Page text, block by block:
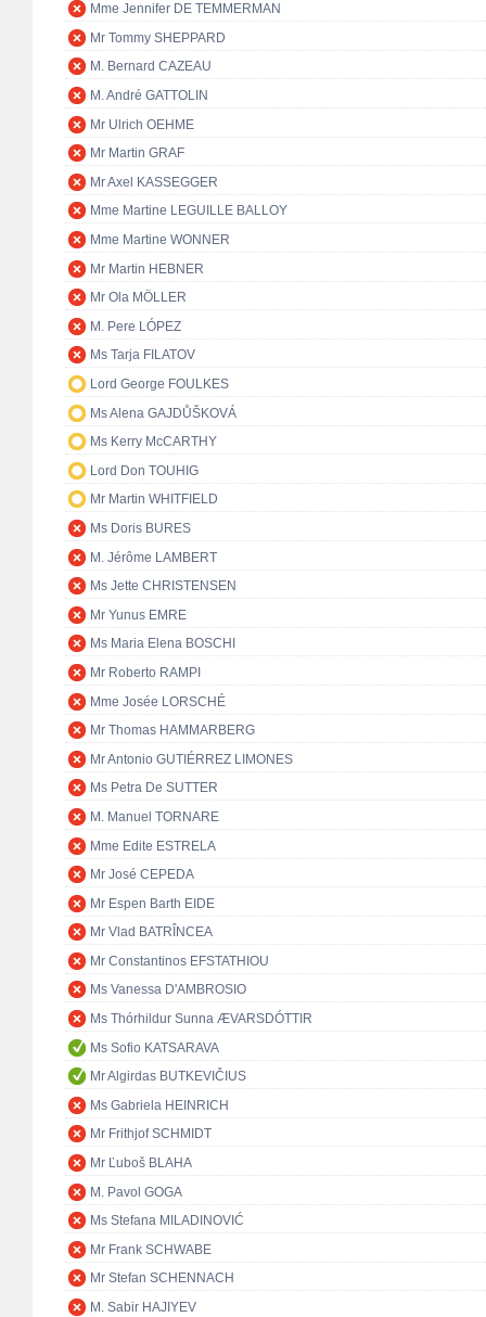
Mme Jennifer DE TEMMERMAN
Mr Tommy SHEPPARD
M. Bernard CAZEAU
M. André GATTOLIN
Mr Ulrich OEHME
Mr Martin GRAF
Mr Axel KASSEGGER
Mme Martine LEGUILLE BALLOY
Mme Martine WONNER
Mr Martin HEBNER
Mr Ola MÖLLER
M. Pere LÓPEZ
Ms Tarja FILATOV
Lord George FOULKES
Ms Alena GAJDŮŠKOVÁ
Ms Kerry McCARTHY
Lord Don TOUHIG
Mr Martin WHITFIELD
Ms Doris BURES
M. Jérôme LAMBERT
Ms Jette CHRISTENSEN
Mr Yunus EMRE
Ms Maria Elena BOSCHI
Mr Roberto RAMPI
Mme Josée LORSCHÉ
Mr Thomas HAMMARBERG
Mr Antonio GUTIÉRREZ LIMONES
Ms Petra De SUTTER
M. Manuel TORNARE
Mme Edite ESTRELA
Mr José CEPEDA
Mr Espen Barth EIDE
Mr Vlad BATRÎNCEA
Mr Constantinos EFSTATHIOU
Ms Vanessa D'AMBROSIO
Ms Thórhildur Sunna ÆVARSDÓTTIR
Ms Sofio KATSARAVA
Mr Algirdas BUTKEVIČIUS
Ms Gabriela HEINRICH
Mr Frithjof SCHMIDT
Mr Ľuboš BLAHA
M. Pavol GOGA
Ms Stefana MILADINOVIĆ
Mr Frank SCHWABE
Mr Stefan SCHENNACH
M. Sabir HAJIYEV